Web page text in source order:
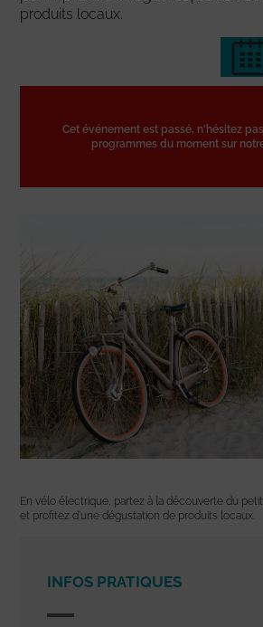
produits locaux.
Cet événement est passé, n'hésitez
programmes du moment sur
En vélo électrique, partez à la découverte du
et profitez d’une dégustation de produits locaux.
INFOS PRATIQUES